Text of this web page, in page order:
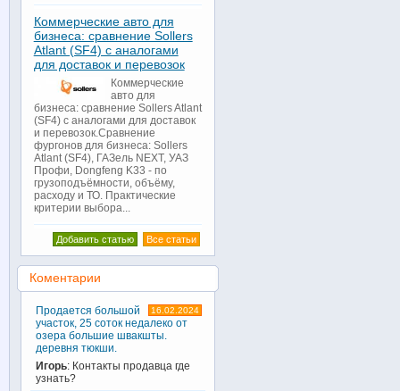
Коммерческие авто для
бизнеса: сравнение Sollers
Atlant (SF4) с аналогами
для доставок и перевозок
Коммерческие
авто для
бизнеса: сравнение Sollers Atlant
(SF4) с аналогами для доставок
и перевозок.Сравнение
фургонов для бизнеса: Sollers
Atlant (SF4), ГАЗель NEXT, УАЗ
Профи, Dongfeng K33 - по
грузоподъёмности, объёму,
расходу и ТО. Практические
критерии выбора...
Все статьи
Добавить статью
Коментарии
16.02.2024
Продается большой
участок, 25 соток недалеко от
озера большие швакшты.
деревня тюкши.
Игорь: Контакты продавца где
узнать?